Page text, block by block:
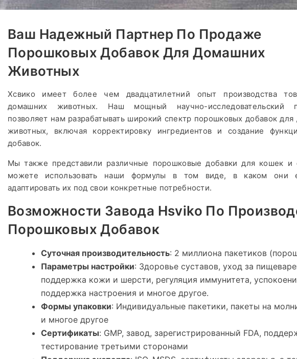
Ваш Надежный Партнер По Продаже
Порошковых Добавок Для Домашних
Животных
Хсвико имеет более чем двадцатилетний опыт производства
домашних животных. Наш мощный научно-исследовательский
позволяет нам разрабатывать широкий спектр порошковых добавок
животных, включая корректировку ингредиентов и создание
добавок.
Мы также представили различные порошковые добавки для кошек и
можете использовать наши формулы в том виде, в каком они
адаптировать их под свои конкретные потребности.
Возможности Завода Hsviko По
Порошковых Добавок
Суточная производительность: 2 миллиона пакетиков
Параметры настройки: Здоровье суставов, уход за
поддержка кожи и шерсти, регуляция иммунитета,
поддержка настроения и многое другое.
Формы упаковки: Индивидуальные пакетики, пакеты на
и многое другое
Сертификаты: GMP, завод, зарегистрированный FDA,
тестирование третьими сторонами